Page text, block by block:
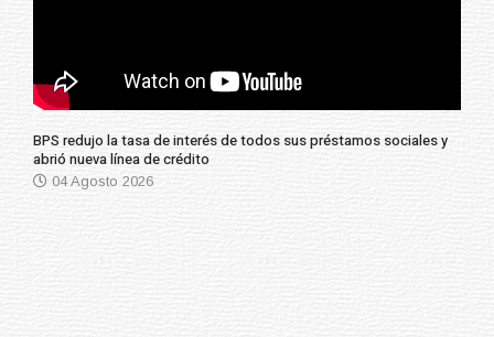
BPS redujo la tasa de interés de todos sus préstamos sociales y
abrió nueva línea de crédito
04 Agosto 2026